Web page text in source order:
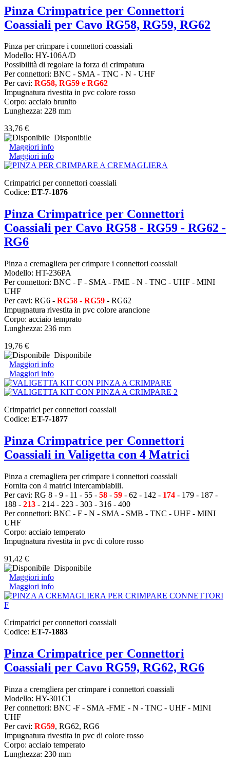
Pinza Crimpatrice per Connettori
Coassiali per Cavo RG58, RG59, RG62
Pinza per crimpare i connettori coassiali
Modello: HY-106A/D
Possibilità di regolare la forza di crimpatura
Per connettori: BNC - SMA - TNC - N - UHF
Per cavi: RG58, RG59 e RG62
Impugnatura rivestita in pvc colore rosso
Corpo: acciaio brunito
Lunghezza: 228 mm
33,76 €
Disponibile
Maggiori info
Maggiori info
Crimpatrici per connettori coassiali
Codice: ET-7-1876
Pinza Crimpatrice per Connettori
Coassiali per Cavo RG58 - RG59 - RG62 -
RG6
Pinza a cremagliera per crimpare i connettori coassiali
Modello: HT-236PA
Per connettori: BNC - F - SMA - FME - N - TNC - UHF - MINI
UHF
Per cavi: RG6 - RG58 - RG59 - RG62
Impugnatura rivestita in pvc colore arancione
Corpo: acciaio temprato
Lunghezza: 236 mm
19,76 €
Disponibile
Maggiori info
Maggiori info
Crimpatrici per connettori coassiali
Codice: ET-7-1877
Pinza Crimpatrice per Connettori
Coassiali in Valigetta con 4 Matrici
Pinza a cremagliera per crimpare i connettori coassiali
Fornita con 4 matrici intercambiabili.
Per cavi: RG 8 - 9 - 11 - 55 - 58 - 59 - 62 - 142 - 174 - 179 - 187 -
188 - 213 - 214 - 223 - 303 - 316 - 400
Per connettori: BNC - F - N - SMA - SMB - TNC - UHF - MINI
UHF
Corpo: acciaio temperato
Impugnatura rivestita in pvc di colore rosso
91,42 €
Disponibile
Maggiori info
Maggiori info
Crimpatrici per connettori coassiali
Codice: ET-7-1883
Pinza Crimpatrice per Connettori
Coassiali per Cavo RG59, RG62, RG6
Pinza a cremgliera per crimpare i connettori coassiali
Modello: HY-301C1
Per connettori: BNC -F - SMA -FME - N - TNC - UHF - MINI
UHF
Per cavi: RG59, RG62, RG6
Impugnatura rivestita in pvc di colore rosso
Corpo: acciaio temperato
Lunghezza: 230 mm